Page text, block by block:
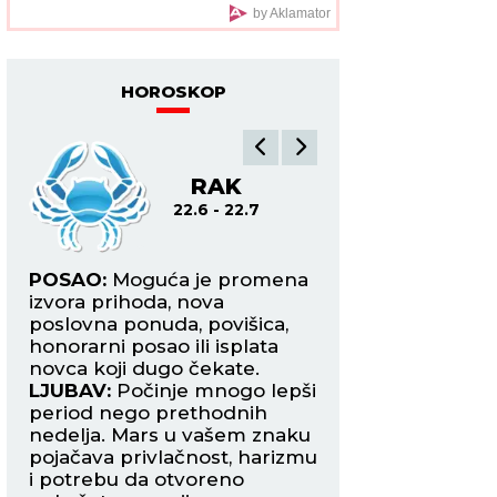
potomstvo i
harmoničan brak
by Aklamator
HOROSKOP
RAK
22.6 - 22.7
POSAO: Moguća je promena
izvora prihoda, nova
poslovna ponuda, povišica,
honorarni posao ili isplata
novca koji dugo čekate.
LJUBAV: Počinje mnogo lepši
period nego prethodnih
nedelja. Mars u vašem znaku
pojačava privlačnost, harizmu
i potrebu da otvoreno